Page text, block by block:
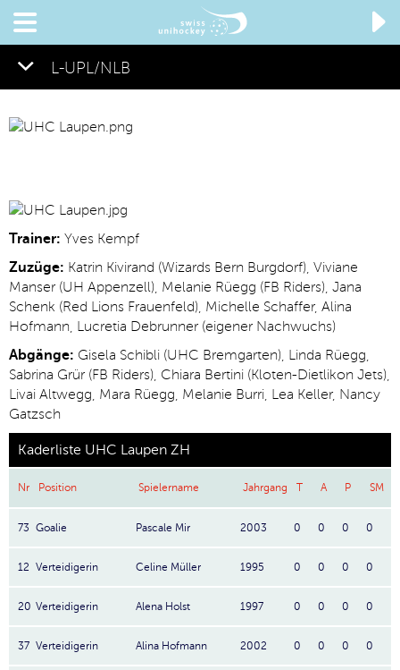

L-UPL/NLB
Trainer: Yves Kempf
Zuzüge: Katrin Kivirand (Wizards Bern Burgdorf), Viviane
Manser (UH Appenzell), Melanie Rüegg (FB Riders), Jana
Schenk (Red Lions Frauenfeld), Michelle Schaffer, Alina
Hofmann, Lucretia Debrunner (eigener Nachwuchs)
Abgänge: Gisela Schibli (UHC Bremgarten), Linda Rüegg,
Sabrina Grür (FB Riders), Chiara Bertini (Kloten-Dietlikon Jets),
Livai Altwegg, Mara Rüegg, Melanie Burri, Lea Keller, Nancy
Gatzsch
Kaderliste UHC Laupen ZH
Nr Position Spielername Jahrgang T A P SM
73 Goalie Pascale Mir 2003 0 0 0 0
12 Verteidigerin Celine Müller 1995 0 0 0 0
20 Verteidigerin Alena Holst 1997 0 0 0 0
37 Verteidigerin Alina Hofmann 2002 0 0 0 0